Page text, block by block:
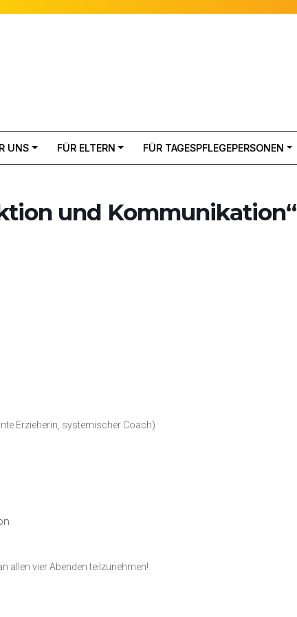
UNS FÜR ELTERN FÜR TAGESPFLEGEPERSONEN
und Kommunikation“
Erzieherin, systemischer Coach)
allen vier Abenden teilzunehmen!